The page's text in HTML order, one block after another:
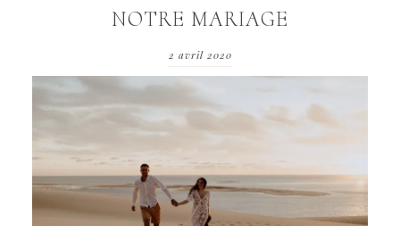
NOTRE MARIAGE
2 avril 2020